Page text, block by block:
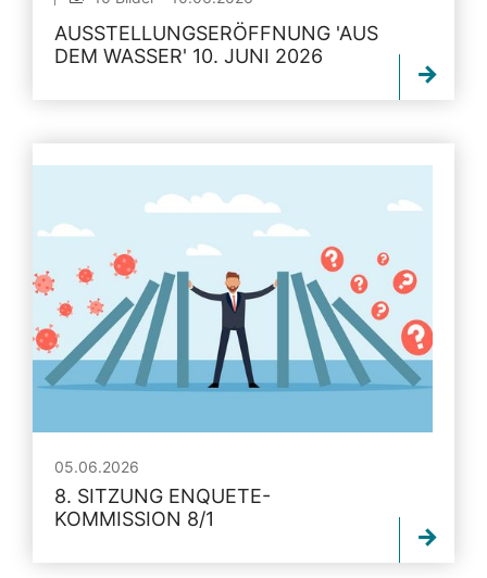
AUSSTELLUNGSERÖFFNUNG 'AUS
DEM WASSER' 10. JUNI 2026
05.06.2026
8. SITZUNG ENQUETE-
KOMMISSION 8/1